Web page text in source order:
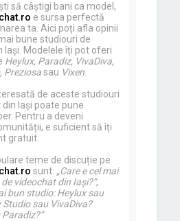
să câștigi bani ca model,
e sursa perfectă
ta. Aici poți afla opinii
bune studiouri de
Iași. Modelele îți pot oferi
Heylux, Paradiz, VivaDiva,
Preziosasau Vixen
de aceste studiouri
Iași poate pune
Pentru a deveni
e suficient să îți
gratuit.
teme de discuție pe
sunt: „Care e cel mai
videochat din Iași?”,
bun studio: Heylux sau
Studio sau VivaDiva?